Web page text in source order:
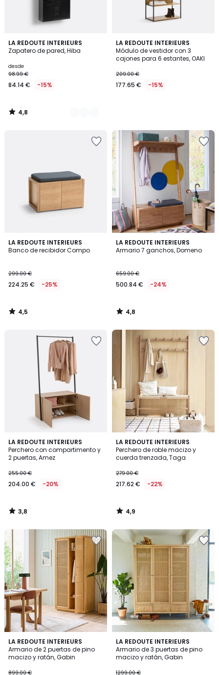
LA REDOUTE INTERIEURS
Zapatero de pared, Hiba
desde
98.99 €
84.14 € -15%
4,8
/ 5
3
Colores
4,8
/
LA REDOUTE INTERIEURS
Módulo de vestidor con 3
cajones para 6 estantes, OAKI
209.00 €
177.65 € -15%
LA REDOUTE INTERIEURS
Banco de recibidor Compo
299.00 €
224.25 € -25%
4,5
/ 5
4,5
/
LA REDOUTE INTERIEURS
Armario 7 ganchos, Domeno
659.00 €
500.84 € -24%
4,8
/ 5
4,8
/
LA REDOUTE INTERIEURS
Perchero con compartimento y
2 puertas, Amez
255.00 €
204.00 € -20%
3,8
/ 5
3,8
/
LA REDOUTE INTERIEURS
Perchero de roble macizo y
cuerda trenzada, Taga
279.00 €
217.62 € -22%
4,9
/ 5
4,9
/
LA REDOUTE INTERIEURS
Armario de 2 puertas de pino
macizo y ratán, Gabin
899.00 €
4,6
/ 5
LA REDOUTE INTERIEURS
Armario de 3 puertas de pino
macizo y ratán, Gabin
1299.00 €
3,4
/ 5